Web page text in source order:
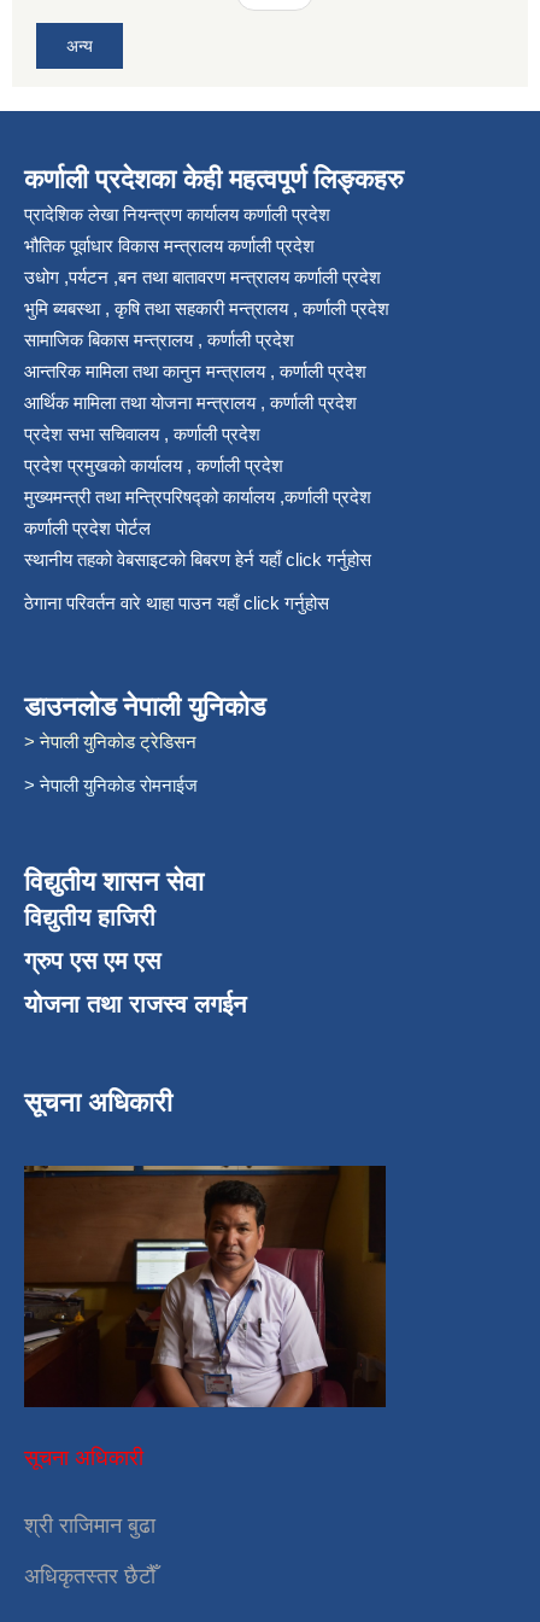
अन्य
कर्णाली प्रदेशका केही महत्वपूर्ण लिङ्कहरु
प्रादेशिक लेखा नियन्त्रण कार्यालय कर्णाली प्रदेश
भौतिक पूर्वाधार विकास मन्त्रालय कर्णाली प्रदेश
उधोग ,पर्यटन ,बन तथा बातावरण मन्त्रालय कर्णाली प्रदेश
भुमि ब्यबस्था , कृषि तथा सहकारी मन्त्रालय , कर्णाली प्रदेश
सामाजिक बिकास मन्त्रालय , कर्णाली प्रदेश
आन्तरिक मामिला तथा कानुन मन्त्रालय , कर्णाली प्रदेश
आर्थिक मामिला तथा योजना मन्त्रालय , कर्णाली प्रदेश
प्रदेश सभा सचिवालय , कर्णाली प्रदेश
प्रदेश प्रमुखको कार्यालय , कर्णाली प्रदेश
मुख्यमन्त्री तथा मन्त्रिपरिषद्को कार्यालय ,कर्णाली प्रदेश
कर्णाली प्रदेश पोर्टल
स्थानीय तहको वेबसाइटको बिबरण हेर्न यहाँ click गर्नुहोस
ठेगाना परिवर्तन वारे थाहा पाउन यहाँ click गर्नुहोस
डाउनलोड नेपाली युनिकोड
> नेपाली युनिकोड ट्रेडिसन
> नेपाली युनिकोड रोमनाईज
विद्युतीय शासन सेवा
विद्युतीय हाजिरी
ग्रुप एस एम एस
योजना तथा राजस्व लगईन
सूचना अधिकारी
सूचना अधिकारी
श्री राजिमान बुढा
अधिकृतस्तर छैटौँ